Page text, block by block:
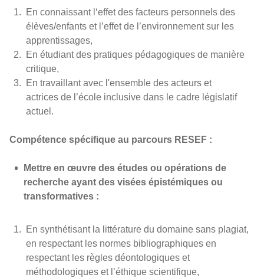
En connaissant l‘effet des facteurs personnels des
élèves/enfants et l’effet de l’environnement sur les
apprentissages,
En étudiant des pratiques pédagogiques de manière
critique,
En travaillant avec l'ensemble des acteurs et
actrices de l’école inclusive dans le cadre législatif
actuel.
Compétence spécifique au parcours RESEF :
Mettre en œuvre des études ou opérations de
recherche ayant des visées épistémiques ou
transformatives :
En synthétisant la littérature du domaine sans plagiat,
en respectant les normes bibliographiques en
respectant les règles déontologiques et
méthodologiques et l’éthique scientifique,